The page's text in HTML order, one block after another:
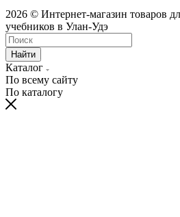
2026 © Интернет-магазин товаров
учебников в Улан-Удэ
Найти
Каталог
По всему сайту
По каталогу